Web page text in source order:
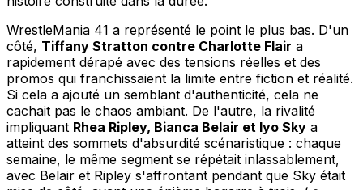
WrestleMania 41 a représenté le point le plus bas. D'un
côté, Tiffany Stratton contre Charlotte Flair a
rapidement dérapé avec des tensions réelles et des
promos qui franchissaient la limite entre fiction et réalité.
Si cela a ajouté un semblant d'authenticité, cela ne
cachait pas le chaos ambiant. De l'autre, la rivalité
impliquant Rhea Ripley, Bianca Belair et Iyo Sky a
atteint des sommets d'absurdité scénaristique : chaque
semaine, le même segment se répétait inlassablement,
avec Belair et Ripley s'affrontant pendant que Sky était